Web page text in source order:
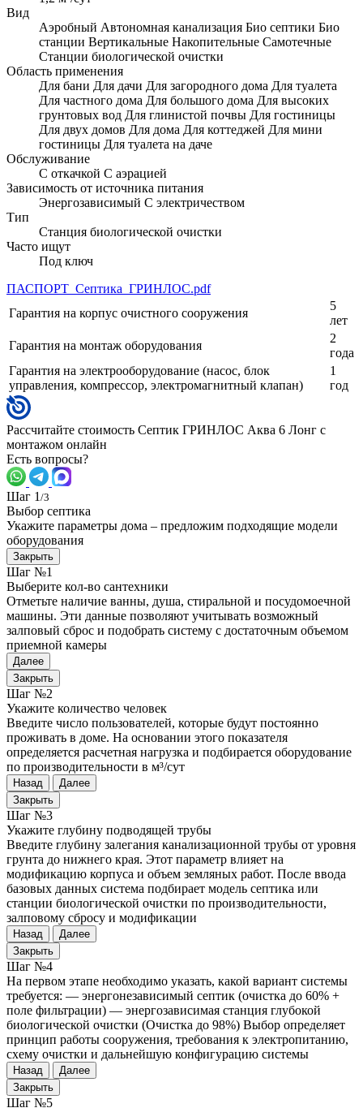
Вид
Аэробный Автономная канализация Био септики Био
станции Вертикальные Накопительные Самотечные
Станции биологической очистки
Область применения
Для бани Для дачи Для загородного дома Для туалета
Для частного дома Для большого дома Для высоких
грунтовых вод Для глинистой почвы Для гостиницы
Для двух домов Для дома Для коттеджей Для мини
гостиницы Для туалета на даче
Обслуживание
С откачкой С аэрацией
Зависимость от источника питания
Энергозависимый С электричеством
Тип
Станция биологической очистки
Часто ищут
Под ключ
ПАСПОРТ_Септика_ГРИНЛОС.pdf
Гарантия на корпус очистного сооружения
5
лет
Гарантия на монтаж оборудования
2
года
Гарантия на электрооборудование (насос, блок
управления, компрессор, электромагнитный клапан)
1
год
Рассчитайте стоимость Септик ГРИНЛОС Аква 6 Лонг с
монтажом онлайн
Есть вопросы?
Шаг 1 /3
Выбор септика
Укажите параметры дома – предложим подходящие модели
оборудования
Закрыть
Шаг №1
Выберите кол-во сантехники
Отметьте наличие ванны, душа, стиральной и посудомоечной
машины. Эти данные позволяют учитывать возможный
залповый сброс и подобрать систему с достаточным объемом
приемной камеры
Далее
Закрыть
Шаг №2
Укажите количество человек
Введите число пользователей, которые будут постоянно
проживать в доме. На основании этого показателя
определяется расчетная нагрузка и подбирается оборудование
по производительности в м³/сут
Назад
Далее
Закрыть
Шаг №3
Укажите глубину подводящей трубы
Введите глубину залегания канализационной трубы от уровня
грунта до нижнего края. Этот параметр влияет на
модификацию корпуса и объем земляных работ. После ввода
базовых данных система подбирает модель септика или
станции биологической очистки по производительности,
залповому сбросу и модификации
Назад
Далее
Закрыть
Шаг №4
На первом этапе необходимо указать, какой вариант системы
требуется: — энергонезависимый септик (очистка до 60% +
поле фильтрации) — энергозависимая станция глубокой
биологической очистки (Очистка до 98%) Выбор определяет
принцип работы сооружения, требования к электропитанию,
схему очистки и дальнейшую конфигурацию системы
Назад
Далее
Закрыть
Шаг №5